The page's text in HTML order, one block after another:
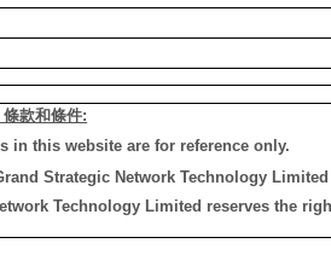
款和條件:
in this website are for reference only.
Strategic Network Technology
Technology Limited reserves the